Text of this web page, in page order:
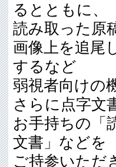
るとともに、
読み取った原
画像上を追尾
するなど
弱視者向けの
さらに点字文
お手持ちの「
文書」などを
ご持参いただ